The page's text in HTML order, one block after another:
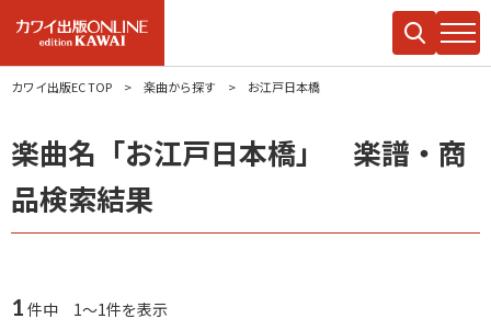
カワイ出版EC TOP 楽曲から探す お江戸日本橋
楽曲名「お江戸日本橋」 楽譜・商
品検索結果
1 件中 1～1件を表示